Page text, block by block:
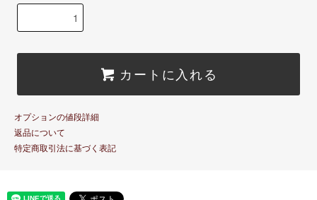
カートに入れる
オプションの値段詳細
返品について
特定商取引法に基づく表記